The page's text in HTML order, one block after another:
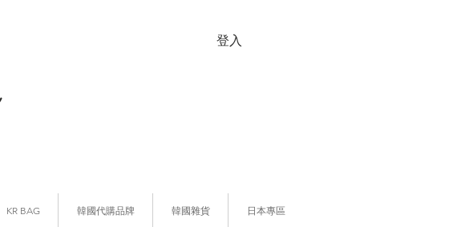
登入
KR BAG 韓國代購品牌 韓國雜貨 日本專區